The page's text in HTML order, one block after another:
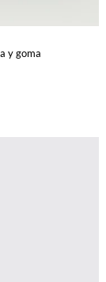
y goma